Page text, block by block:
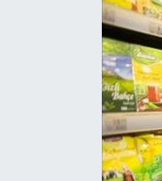
KÜLTÜR SANAT
SAĞLIK
BİLİM VE
OTOMOBİL
Haber Arşivi